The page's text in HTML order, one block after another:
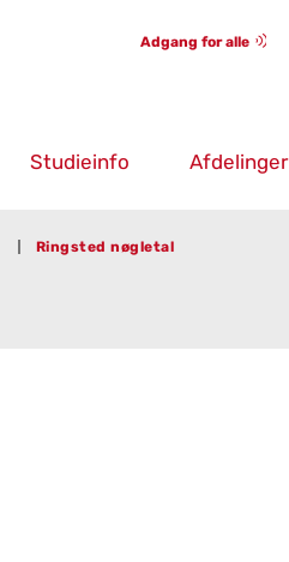
Adgang for alle
Studieinfo Afdelinger
Ringsted nøgletal